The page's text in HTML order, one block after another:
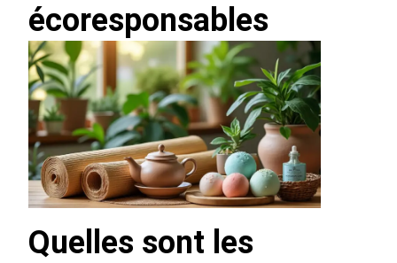
écoresponsables
Quelles sont les